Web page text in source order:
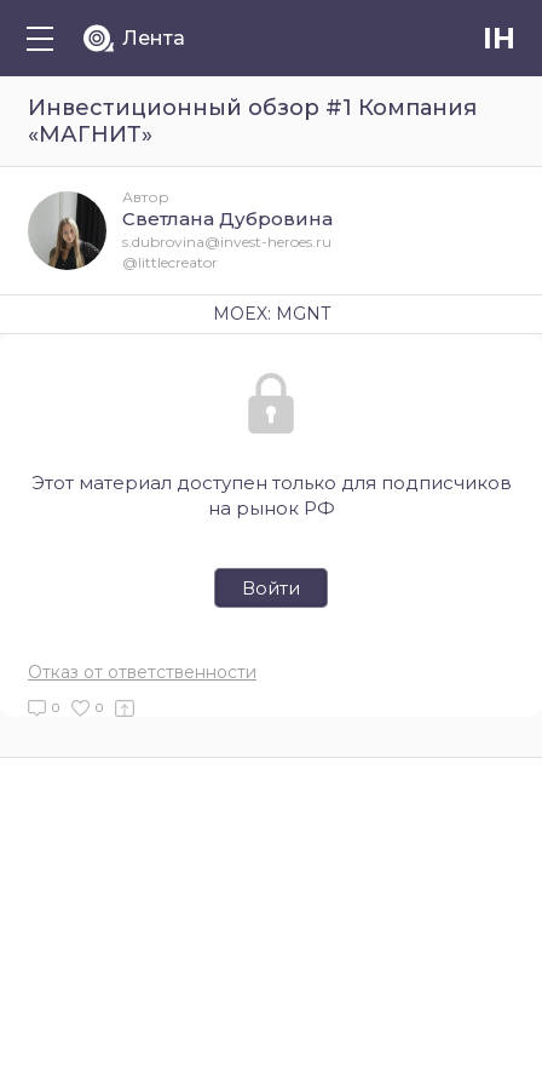
Лента IH
Инвестиционный обзор #1 Компания
«МАГНИТ»
Этот материал доступен только для подписчиков
на рынок РФ
Войти
Отказ от ответственности
0 0
Автор
Светлана Дубровина
s.dubrovina@invest-heroes.ru
@littlecreator
MOEX: MGNT